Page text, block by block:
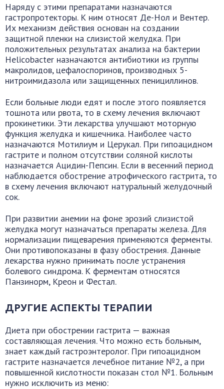
Наряду с этими препаратами назначаются
гастропротекторы. К ним относят Де-Нол и Вентер.
Их механизм действия основан на создании
защитной пленки на слизистой желудка. При
положительных результатах анализа на бактерии
Helicobacter назначаются антибиотики из группы
макролидов, цефалоспоринов, производных 5-
нитроимидазола или защищенных пенициллинов.
Если больные люди едят и после этого появляется
тошнота или рвота, то в схему лечения включают
прокинетики. Эти лекарства улучшают моторную
функция желудка и кишечника. Наиболее часто
назначаются Мотилиум и Церукал. При гипоацидном
гастрите и полном отсутствии соляной кислоты
назначается Ацидин-Пепсин. Если в весенний период
наблюдается обострение атрофического гастрита, то
в схему лечения включают натуральный желудочный
сок.
При развитии анемии на фоне эрозий слизистой
желудка могут назначаться препараты железа. Для
нормализации пищеварения применяются ферменты.
Они противопоказаны в фазу обострения. Данные
лекарства нужно принимать после устранения
болевого синдрома. К ферментам относятся
Панзинорм, Креон и Фестал.
ДРУГИЕ АСПЕКТЫ ТЕРАПИИ
Диета при обострении гастрита — важная
составляющая лечения. Что можно есть больным,
знает каждый гастроэнтеролог. При гипоацидном
гастрите назначается лечебное питание №2, а при
повышенной кислотности показан стол №1. Больным
нужно исключить из меню: